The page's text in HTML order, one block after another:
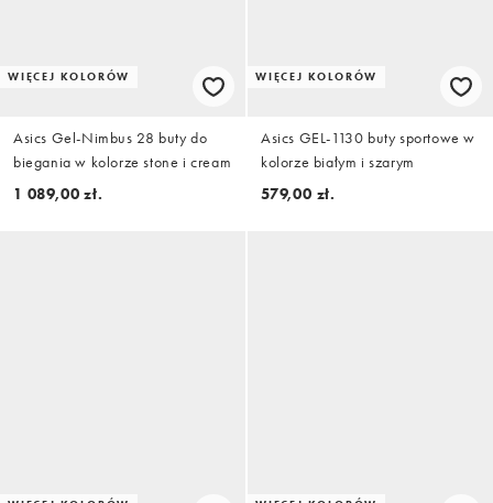
WIĘCEJ KOLORÓW
Asics Gel-Nimbus 28 buty do
biegania w kolorze stone i cream
1 089,00 zł.
WIĘCEJ KOLORÓW
Asics GEL-1130 buty sportowe w
kolorze białym i szarym
579,00 zł.